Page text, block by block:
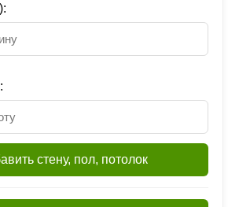
стену, пол, потолок